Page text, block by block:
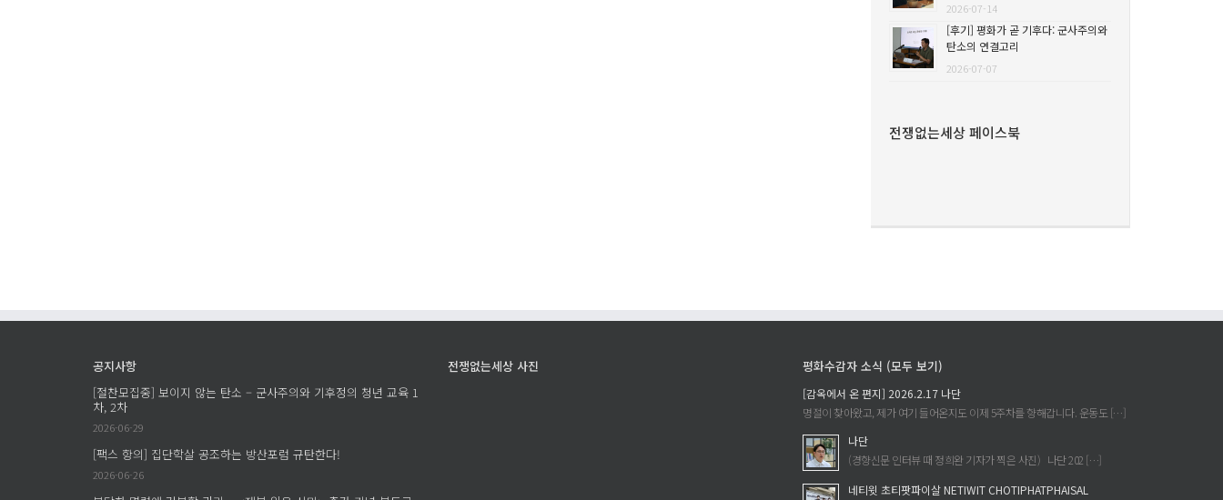
2026-07-14
[후기] 평화가 곧 기후다: 군사주의와
탄소의 연결고리
2026-07-07
전쟁없는세상 페이스북
공지사항
[절찬모집중] 보이지 않는 탄소 – 군사주의와 기후정의 청년 교육 1
차, 2차
2026-06-29
[팩스 항의] 집단학살 공조하는 방산포럼 규탄한다!
2026-06-26
전쟁없는세상 사진 평화수감자 소식 (모두 보기)
[감옥에서 온 편지] 2026.2.17 나단
명절이 찾아왔고, 제가 여기 들어온지도 이제 5주차를 향해갑니다. 운동도 […]
나단
(경향신문 인터뷰 때 정희완 기자가 찍은 사진) 나단 202 […]
네티윗 초티팟파이살 NETIWIT CHOTIPHATPHAISAL